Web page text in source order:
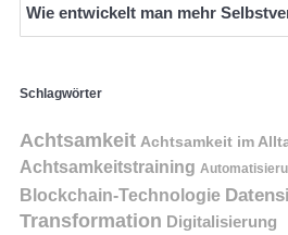
Wie entwickelt man mehr
Schlagwörter
Achtsamkeit Achtsamkeit im
Achtsamkeitstraining
Blockchain-Technologie
Transformation Digitalisierung